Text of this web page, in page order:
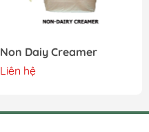
Non Daiy Creamer
Liên hệ